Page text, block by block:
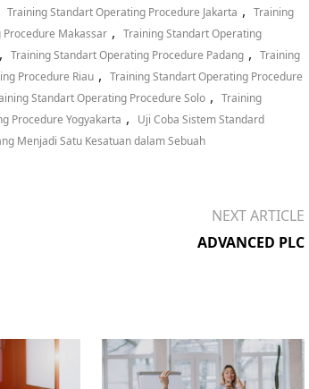
Training Standart Operating Procedure Jakarta , Training
Makassar , Training Standart Operating
, Training Standart Operating Procedure Padang , Training
Procedure Riau , Training Standart Operating Procedure
Standart Operating Procedure Solo , Training
Procedure Yogyakarta ,
Uji Coba Sistem Standard
Menjadi Satu Kesatuan dalam Sebuah
NEXT ARTICLE
ADVANCED PLC